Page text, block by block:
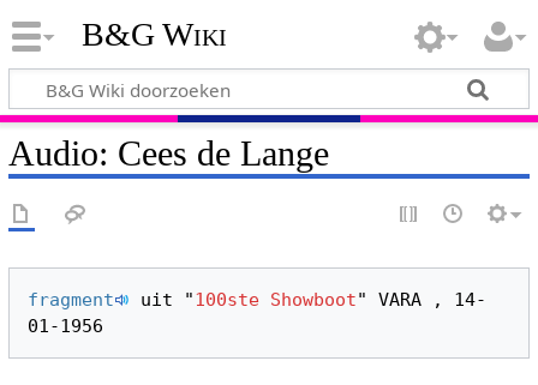
B&G Wiki
Audio: Cees de Lange
fragment uit "100ste Showboot" VARA , 14-